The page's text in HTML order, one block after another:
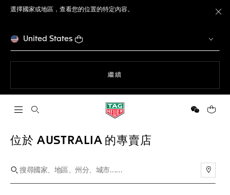
選擇國家或地區，查看您的位置的特定內容。
United States
繼續
開啟搜尋 微信 您的
位於 AUSTRALIA 的專賣店